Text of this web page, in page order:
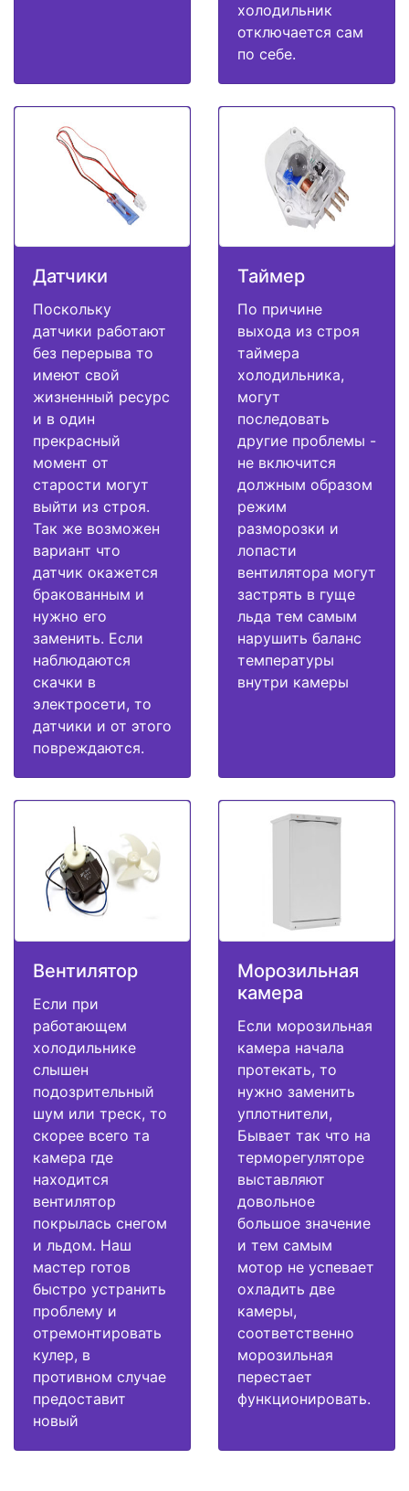
холодильник
отключается сам
по себе.
Датчики
Поскольку
датчики работают
без перерыва то
имеют свой
жизненный ресурс
и в один
прекрасный
момент от
старости могут
выйти из строя.
Так же возможен
вариант что
датчик окажется
бракованным и
нужно его
заменить. Если
наблюдаются
скачки в
электросети, то
датчики и от этого
повреждаются.
Таймер
По причине
выхода из строя
таймера
холодильника,
могут
последовать
другие проблемы -
не включится
должным образом
режим
разморозки и
лопасти
вентилятора могут
застрять в гуще
льда тем самым
нарушить баланс
температуры
внутри камеры
Вентилятор
Если при
работающем
холодильнике
слышен
подозрительный
шум или треск, то
скорее всего та
камера где
находится
вентилятор
покрылась снегом
и льдом. Наш
мастер готов
быстро устранить
проблему и
отремонтировать
кулер, в
противном случае
предоставит
новый
Морозильная
камера
Если морозильная
камера начала
протекать, то
нужно заменить
уплотнители,
Бывает так что на
терморегуляторе
выставляют
довольное
большое значение
и тем самым
мотор не успевает
охладить две
камеры,
соответственно
морозильная
перестает
функционировать.